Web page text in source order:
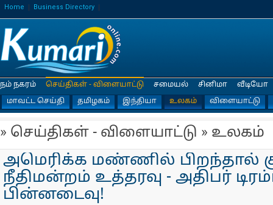
Home Business Directory
நம் நகரம்
செய்திகள் - விளையாட்டு
மாவட்ட செய்தி
தமிழகம் இந்தியா உலகம் விளையாட்டு
சமையல் சினிமா வீடியோ
» செய்திகள் - விளையாட்டு » உலகம்
அமெரிக்க மண்ணில் பிறந்தால்
நீதிமன்றம் உத்தரவு - அதிபர்
பின்னடைவு!